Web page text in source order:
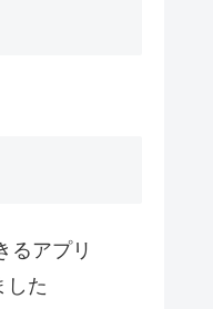
るアプリ
した